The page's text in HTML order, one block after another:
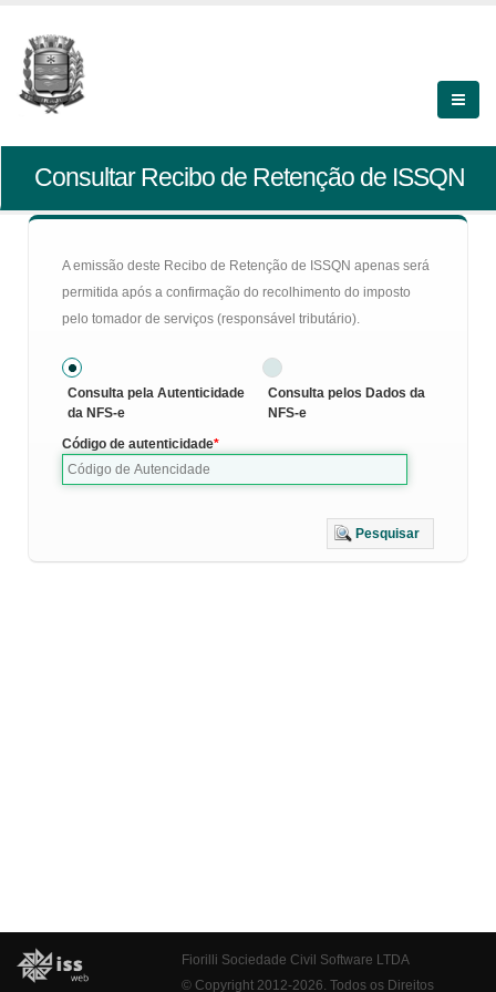
Consultar Recibo de Retenção de ISSQN
A emissão deste Recibo de Retenção de ISSQN apenas será
permitida após a confirmação do recolhimento do imposto
pelo tomador de serviços (responsável tributário).
Consulta pela Autenticidade
da NFS-e
Consulta pelos Dados da
NFS-e
Código de autenticidade
Pesquisar
Fiorilli Sociedade Civil Software LTDA
© Copyright 2012-2026. Todos os Direitos